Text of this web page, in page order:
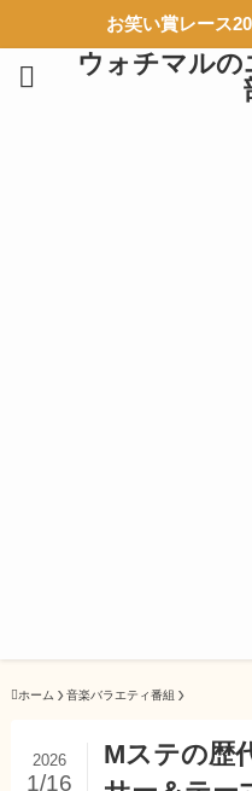
お笑い賞レース
ウォチマル
ホーム 音楽バラエティ番組
Mステの歴
2026
1/16